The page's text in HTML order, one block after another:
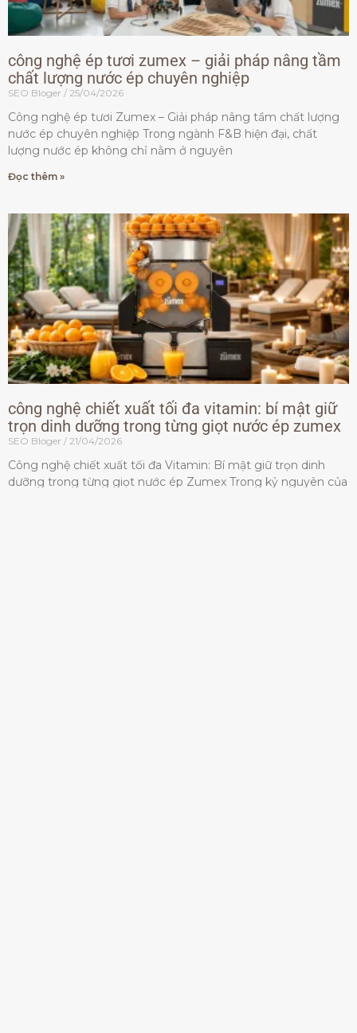
công nghệ ép tươi zumex – giải pháp nâng tầm
chất lượng nước ép chuyên nghiệp
SEO Bloger 25/04/2026
Công nghệ ép tươi Zumex – Giải pháp nâng tầm chất lượng
nước ép chuyên nghiệp Trong ngành F&B hiện đại, chất
lượng nước ép không chỉ nằm ở nguyên
Đọc thêm »
công nghệ chiết xuất tối đa vitamin: bí mật giữ
trọn dinh dưỡng trong từng giọt nước ép zumex
SEO Bloger 21/04/2026
Công nghệ chiết xuất tối đa Vitamin: Bí mật giữ trọn dinh
dưỡng trong từng giọt nước ép Zumex Trong kỷ nguyên của